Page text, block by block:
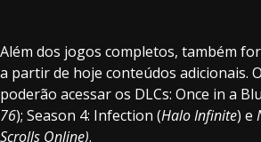
Além dos jogos completos, também
a partir de hoje conteúdos adicionais.
poderão acessar os DLCs: Once in a
76); Season 4: Infection (Halo Infinite) e
Scrolls Online).